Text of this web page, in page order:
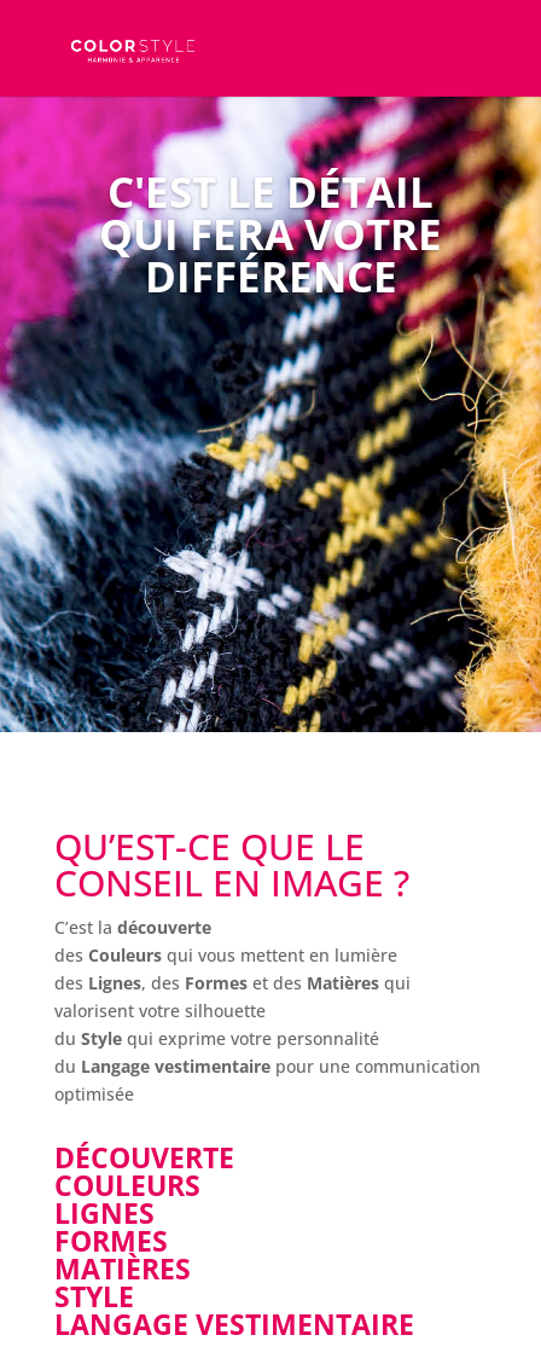
C'EST LE DÉTAIL
QUI FERA VOTRE
DIFFÉRENCE
QU’EST-CE QUE LE
CONSEIL EN IMAGE ?
C’est la découverte
des Couleursqui vous mettent en lumière
des Lignes, des Formeset des Matièresqui
valorisent votre silhouette
du Stylequi exprime votre personnalité
du Langage vestimentairepour une communication
optimisée
DÉCOUVERTE
COULEURS
LIGNES
FORMES
MATIÈRES
STYLE
LANGAGE VESTIMENTAIRE